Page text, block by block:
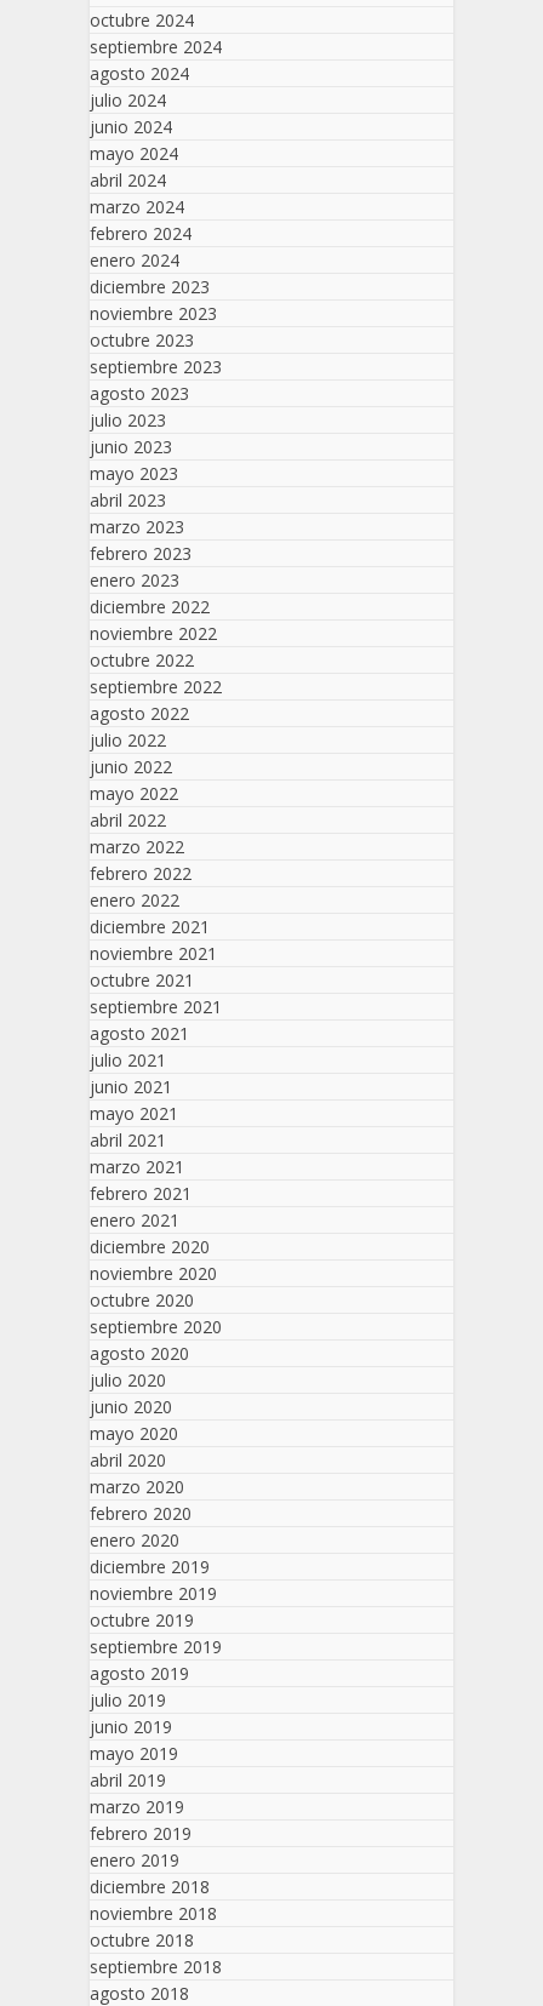
octubre 2024
septiembre 2024
agosto 2024
julio 2024
junio 2024
mayo 2024
abril 2024
marzo 2024
febrero 2024
enero 2024
diciembre 2023
noviembre 2023
octubre 2023
septiembre 2023
agosto 2023
julio 2023
junio 2023
mayo 2023
abril 2023
marzo 2023
febrero 2023
enero 2023
diciembre 2022
noviembre 2022
octubre 2022
septiembre 2022
agosto 2022
julio 2022
junio 2022
mayo 2022
abril 2022
marzo 2022
febrero 2022
enero 2022
diciembre 2021
noviembre 2021
octubre 2021
septiembre 2021
agosto 2021
julio 2021
junio 2021
mayo 2021
abril 2021
marzo 2021
febrero 2021
enero 2021
diciembre 2020
noviembre 2020
octubre 2020
septiembre 2020
agosto 2020
julio 2020
junio 2020
mayo 2020
abril 2020
marzo 2020
febrero 2020
enero 2020
diciembre 2019
noviembre 2019
octubre 2019
septiembre 2019
agosto 2019
julio 2019
junio 2019
mayo 2019
abril 2019
marzo 2019
febrero 2019
enero 2019
diciembre 2018
noviembre 2018
octubre 2018
septiembre 2018
agosto 2018